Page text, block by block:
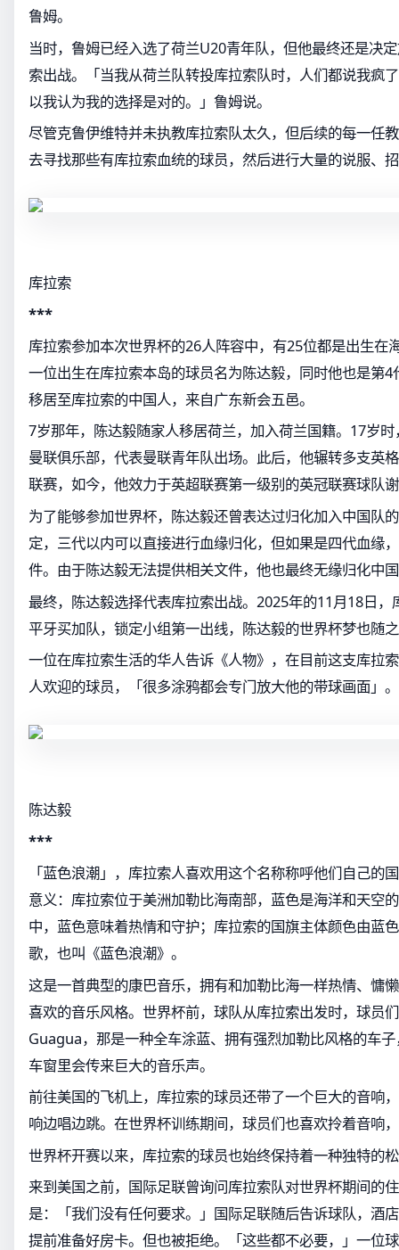
鲁姆。
当时，鲁姆已经入选了荷兰U20青年队，但他最终还是决
索出战。「当我从荷兰队转投库拉索队时，人们都说我疯
以我认为我的选择是对的。」鲁姆说。
尽管克鲁伊维特并未执教库拉索队太久，但后续的每一任
去寻找那些有库拉索血统的球员，然后进行大量的说服、
库拉索
***
库拉索参加本次世界杯的26人阵容中，有25位都是出生在
一位出生在库拉索本岛的球员名为陈达毅，同时他也是第
移居至库拉索的中国人，来自广东新会五邑。
7岁那年，陈达毅随家人移居荷兰，加入荷兰国籍。17岁
曼联俱乐部，代表曼联青年队出场。此后，他辗转多支英
联赛，如今，他效力于英超联赛第一级别的英冠联赛球队
为了能够参加世界杯，陈达毅还曾表达过归化加入中国队
定，三代以内可以直接进行血缘归化，但如果是四代血缘
件。由于陈达毅无法提供相关文件，他也最终无缘归化中
最终，陈达毅选择代表库拉索出战。2025年的11月18日
平牙买加队，锁定小组第一出线，陈达毅的世界杯梦也随
一位在库拉索生活的华人告诉《人物》，在目前这支库拉
人欢迎的球员，「很多涂鸦都会专门放大他的带球画面」。
陈达毅
***
「蓝色浪潮」，库拉索人喜欢用这个名称称呼他们自己的
意义：库拉索位于美洲加勒比海南部，蓝色是海洋和天空
中，蓝色意味着热情和守护；库拉索的国旗主体颜色由蓝
歌，也叫《蓝色浪潮》。
这是一首典型的康巴音乐，拥有和加勒比海一样热情、慵
喜欢的音乐风格。世界杯前，球队从库拉索出发时，球员
Guagua，那是一种全车涂蓝、拥有强烈加勒比风格的车
车窗里会传来巨大的音乐声。
前往美国的飞机上，库拉索的球员还带了一个巨大的音响
响边唱边跳。在世界杯训练期间，球员们也喜欢拎着音响
世界杯开赛以来，库拉索的球员也始终保持着一种独特的
来到美国之前，国际足联曾询问库拉索队对世界杯期间的
是：「我们没有任何要求。」国际足联随后告诉球队，酒
提前准备好房卡。但也被拒绝。「这些都不必要，」一位